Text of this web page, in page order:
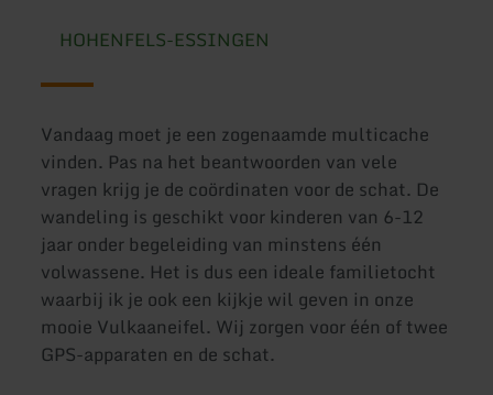
HOHENFELS-ESSINGEN
Vandaag moet je een zogenaamde multicache
vinden. Pas na het beantwoorden van vele
vragen krijg je de coördinaten voor de schat. De
wandeling is geschikt voor kinderen van 6-12
jaar onder begeleiding van minstens één
volwassene. Het is dus een ideale familietocht
waarbij ik je ook een kijkje wil geven in onze
mooie Vulkaaneifel. Wij zorgen voor één of twee
GPS-apparaten en de schat.